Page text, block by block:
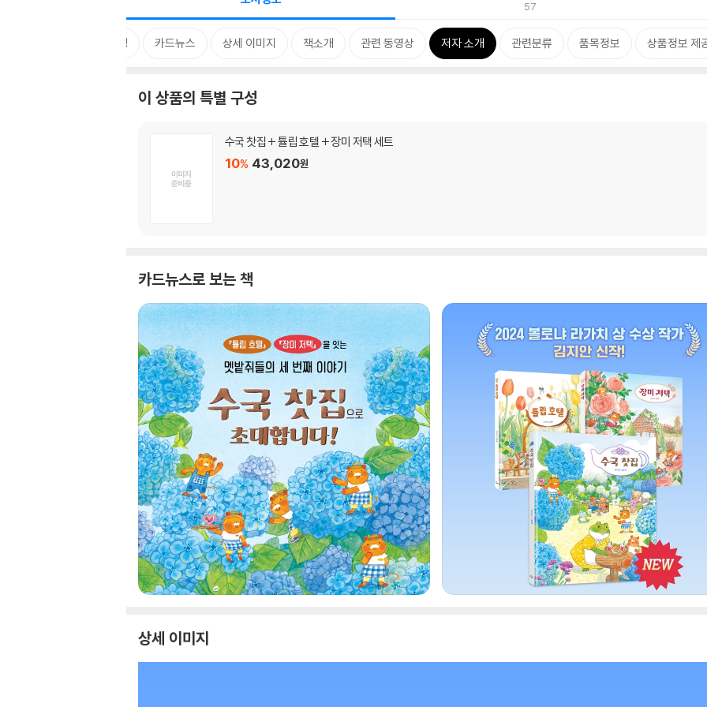
57
특별 구성 카드뉴스 상세 이미지 책소개 관련 동영상 저자 소개 관련분류 품목정보 상품정보 제
이 상품의 특별 구성
수국 찻집 + 튤립 호텔 + 장미 저택 세트
10% 43,020원
카드뉴스로 보는 책
상세 이미지